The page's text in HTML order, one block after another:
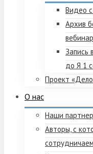
Видео
Архив
Запись
до Я 1
Проект
О нас
Наши
Авторы, с
сотрудничаем